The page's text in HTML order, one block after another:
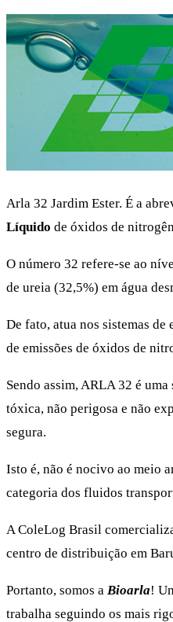
Arla 32 Jardim Ester. É a
Líquido de óxidos de
O número 32 refere-se ao
de ureia (32,5%) em água
De fato, atua nos sistemas
de emissões de óxidos de
Sendo assim, ARLA 32 é
tóxica, não perigosa e não
segura.
Isto é, não é nocivo ao meio
categoria dos fluidos
A ColeLog Brasil
centro de distribuição em
Portanto, somos a Bioarla!
trabalha seguindo os mais